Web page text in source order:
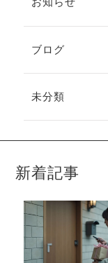
ブログ
未分類
新着記事